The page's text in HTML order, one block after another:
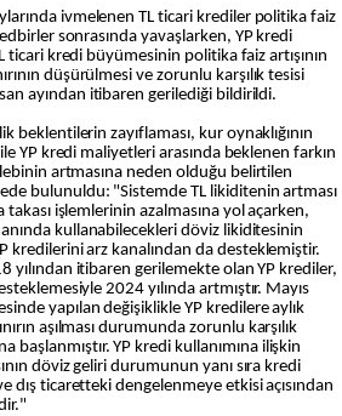
ivmelenen TL ticari krediler politika faiz
sonrasında yavaşlarken, YP kredi
ticari kredi büyümesinin politika faiz artışının
düşürülmesi ve zorunlu karşılık tesisi
ayından itibaren gerilediği bildirildi.
beklentilerin zayıflaması, kur oynaklığının
YP kredi maliyetleri arasında beklenen farkın
artmasına neden olduğu belirtilen
bulunuldu: "Sistemde TL likiditenin artması
takası işlemlerinin azalmasına yol açarken,
kullanabilecekleri döviz likiditesinin
kredilerini arz kanalından da desteklemiştir.
yılından itibaren gerilemekte olan YP krediler,
2024 yılında artmıştır. Mayıs
yapılan değişiklikle YP kredilere aylık
aşılması durumunda zorunlu karşılık
başlanmıştır. YP kredi kullanımına ilişkin
döviz geliri durumunun yanı sıra kredi
dış ticaretteki dengelenmeye etkisi açısından